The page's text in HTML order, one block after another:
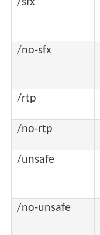
/no-sfx
/rtp
/no-rtp
/unsafe
/no-unsafe